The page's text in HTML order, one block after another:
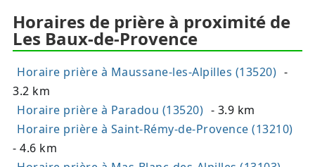
Horaires de prière à proximité de
Les Baux-de-Provence
Horaire prière à Maussane-les-Alpilles (13520) -
3.2 km
Horaire prière à Paradou (13520) - 3.9 km
Horaire prière à Saint-Rémy-de-Provence (13210)
- 4.6 km